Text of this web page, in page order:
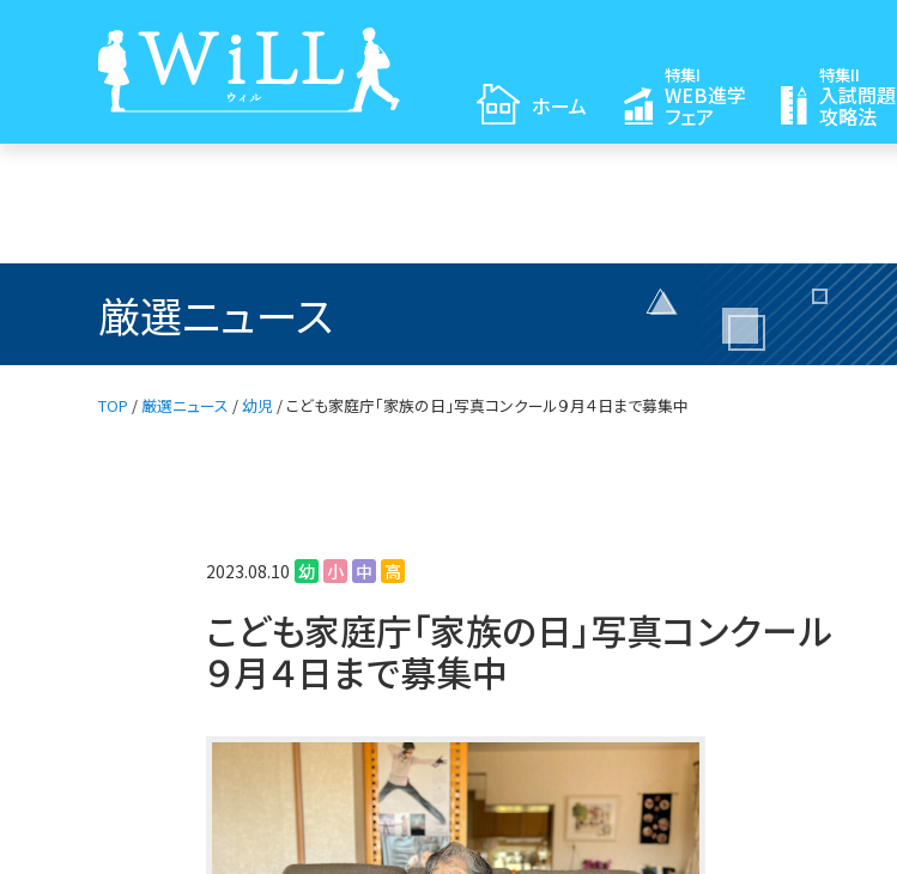
ホーム
特集I
WEB進学
フェア
特集II
入試問題
攻略法
厳選ニュース
TOP / 厳選ニュース /幼児 / こども家庭庁「家族の日」写真コンクール９月４日まで募集中
2023.08.10 幼 小 中 高
こども家庭庁「家族の日」写真コンクール
９月４日まで募集中